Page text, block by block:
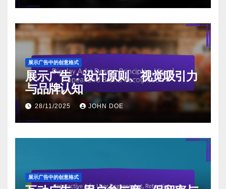
展示广告中的创意格式
展示广告：设计原则、视觉吸引力
与品牌认知
28/11/2025 JOHN DOE
展示广告中的创意格式